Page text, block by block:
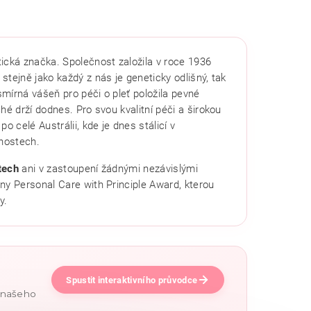
značka. Společnost založila v roce 1936
jako každý z nás je geneticky odlišný, tak
vášeň pro péči o pleť položila pevné
drží dodnes. Pro svou kvalitní péči a širokou
celé Austrálii, kde je dnes stálicí v
ani v zastoupení žádnými nezávislými
Personal Care with Principle Award, kterou
Spustit interaktivního průvodce